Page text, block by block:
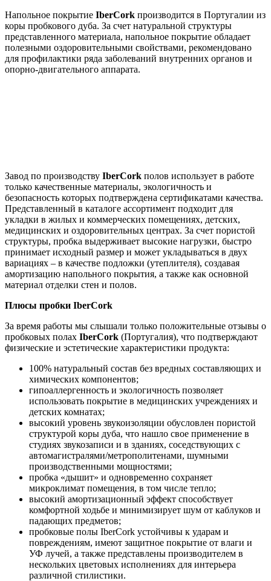
Напольное покрытие IberCork производится в Португалии из
коры пробкового дуба. За счет натуральной структуры
представленного материала, напольное покрытие обладает
полезными оздоровительными свойствами, рекомендовано
для профилактики ряда заболеваний внутренних органов и
опорно-двигательного аппарата.
Завод по производству IberCork полов использует в работе
только качественные материалы, экологичность и
безопасность которых подтверждена сертификатами качества.
Представленный в каталоге ассортимент подходит для
укладки в жилых и коммерческих помещениях, детских,
медицинских и оздоровительных центрах. За счет пористой
структуры, пробка выдерживает высокие нагрузки, быстро
принимает исходный размер и может укладываться в двух
вариациях – в качестве подложки (утеплителя), создавая
амортизацию напольного покрытия, а также как основной
материал отделки стен и полов.
Плюсы пробки IberCork
За время работы мы слышали только положительные отзывы о
пробковых полах IberCork (Португалия), что подтверждают
физические и эстетические характеристики продукта:
100% натуральный состав без вредных составляющих и
химических компонентов;
гипоаллергенность и экологичность позволяет
использовать покрытие в медицинских учреждениях и
детских комнатах;
высокий уровень звукоизоляции обусловлен пористой
структурой коры дуба, что нашло свое применение в
студиях звукозаписи и в зданиях, соседствующих с
автомагистралями/метрополитенами, шумными
производственными мощностями;
пробка «дышит» и одновременно сохраняет
микроклимат помещения, в том числе тепло;
высокий амортизационный эффект способствует
комфортной ходьбе и минимизирует шум от каблуков и
падающих предметов;
пробковые полы IberCork устойчивы к ударам и
повреждениям, имеют защитное покрытие от влаги и
УФ лучей, а также представлены производителем в
нескольких цветовых исполнениях для интерьера
различной стилистики.